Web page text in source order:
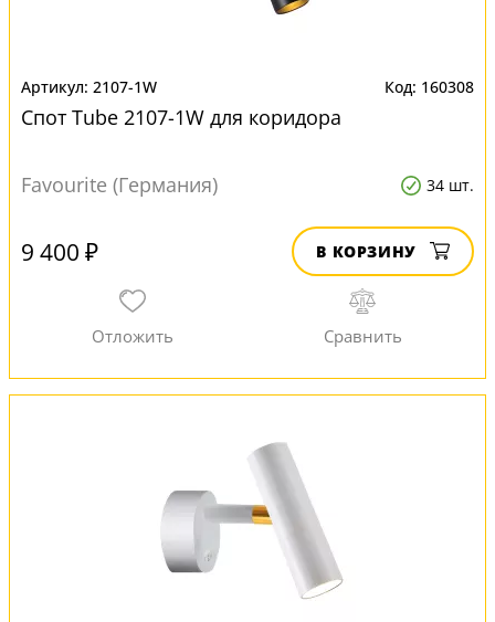
2107-1W 160308
Спот Tube 2107-1W для коридора
Favourite (Германия) 34 шт.
9 400 ₽ В КОРЗИНУ